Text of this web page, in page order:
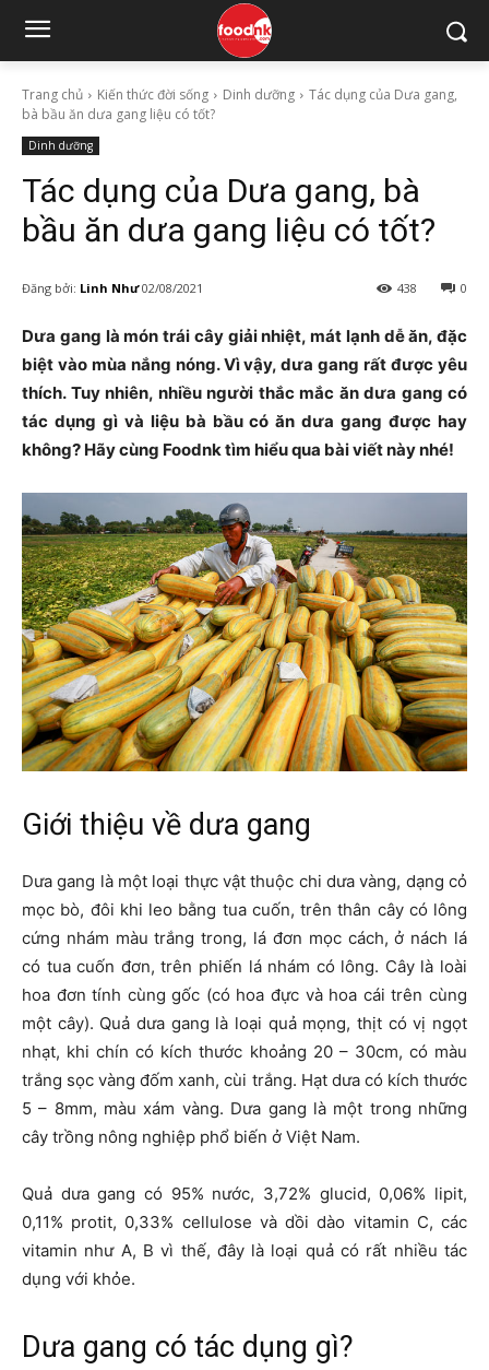
Trang chủ Kiến thức đời sống Dinh dưỡng
Tác dụng của Dưa gang,
bà bầu ăn dưa gang liệu có tốt?
Dinh dưỡng
Tác dụng của Dưa gang, bà
bầu ăn dưa gang liệu có tốt?
Đăng bởi: Linh Như 02/08/2021 0
438
Dưa gang là món trái cây giải nhiệt, mát lạnh dễ ăn, đặc
biệt vào mùa nắng nóng. Vì vậy, dưa gang rất được yêu
thích. Tuy nhiên, nhiều người thắc mắc ăn dưa gang có
tác dụng gì và liệu bà bầu có ăn dưa gang được hay
không? Hãy cùng Foodnk tìm hiểu qua bài viết này nhé!
Giới thiệu về dưa gang
Dưa gang là một loại thực vật thuộc chi dưa vàng, dạng cỏ
mọc bò, đôi khi leo bằng tua cuốn, trên thân cây có lông
cứng nhám màu trắng trong, lá đơn mọc cách, ở nách lá
có tua cuốn đơn, trên phiến lá nhám có lông. Cây là loài
hoa đơn tính cùng gốc (có hoa đực và hoa cái trên cùng
một cây). Quả dưa gang là loại quả mọng, thịt có vị ngọt
nhạt, khi chín có kích thước khoảng 20 – 30cm, có màu
trắng sọc vàng đốm xanh, cùi trắng. Hạt dưa có kích thước
5 – 8mm, màu xám vàng. Dưa gang là một trong những
cây trồng nông nghiệp phổ biến ở Việt Nam.
Quả dưa gang có 95% nước, 3,72% glucid, 0,06% lipit,
0,11% protit, 0,33% cellulose và dồi dào vitamin C, các
vitamin như A, B vì thế, đây là loại quả có rất nhiều tác
dụng với khỏe.
Dưa gang có tác dụng gì?